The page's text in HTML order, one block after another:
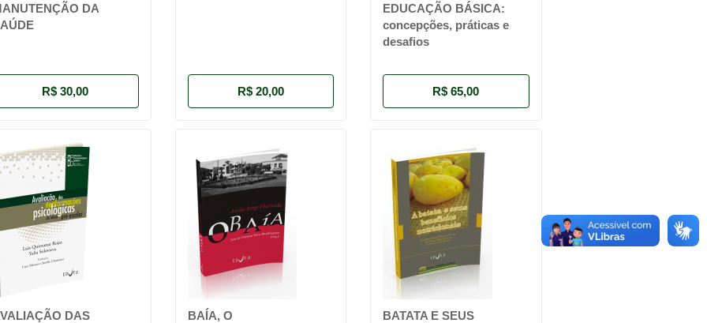
DA
R$ 30,00 R$ 20,00
EDUCAÇÃO BÁSICA:
concepções, práticas e
desafios
R$ 65,00
DAS
BAÍA, O
BATATA E SEUS